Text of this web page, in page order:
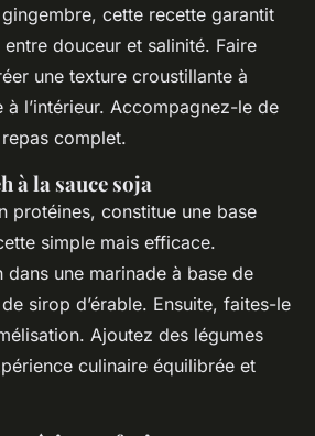
cette recette garantit
douceur et salinité. Faire
une texture croustillante à
à l’intérieur. Accompagnez-le de
complet.
à la sauce soja
protéines, constitue une base
simple mais efficace.
dans une marinade à base de
sirop d’érable. Ensuite, faites-le
Ajoutez des légumes
culinaire équilibrée et